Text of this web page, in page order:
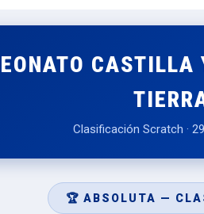
CASTILLA
Clasificación Scratch ·
🏆 ABSOLUTA —